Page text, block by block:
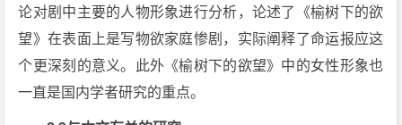
论对剧中主要的人物形象进行分析，论述了《榆树下的欲
望》在表面上是写物欲家庭惨剧，实际阐释了命运报应这
个更深刻的意义。此外《榆树下的欲望》中的女性形象也
一直是国内学者研究的重点。